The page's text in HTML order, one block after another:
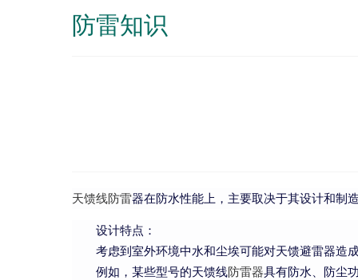
防雷知识
天馈线防雷器在防水性能上，主要取决于其设计和制
设计特点：
考虑到室外环境中水和尘埃可能对天馈避雷器造
例如，某些型号的天馈线防雷器具有防水、防尘